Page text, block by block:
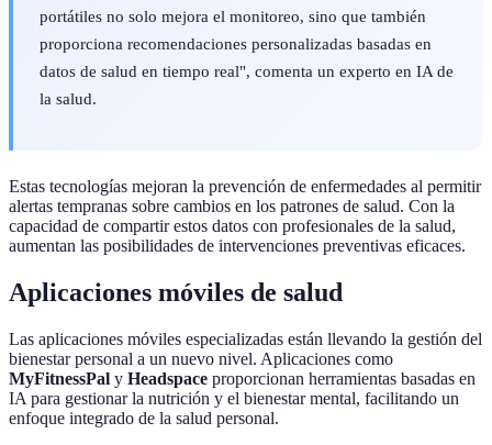
portátiles no solo mejora el monitoreo, sino que también
proporciona recomendaciones personalizadas basadas en
datos de salud en tiempo real", comenta un experto en IA de
la salud.
Estas tecnologías mejoran la prevención de enfermedades al permitir
alertas tempranas sobre cambios en los patrones de salud. Con la
capacidad de compartir estos datos con profesionales de la salud,
aumentan las posibilidades de intervenciones preventivas eficaces.
Aplicaciones móviles de salud
Las aplicaciones móviles especializadas están llevando la gestión del
bienestar personal a un nuevo nivel. Aplicaciones como
MyFitnessPal y Headspace proporcionan herramientas basadas en
IA para gestionar la nutrición y el bienestar mental, facilitando un
enfoque integrado de la salud personal.